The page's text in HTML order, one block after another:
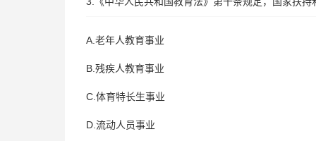
A.老年人教育事业
B.残疾人教育事业
C.体育特长生事业
D.流动人员事业